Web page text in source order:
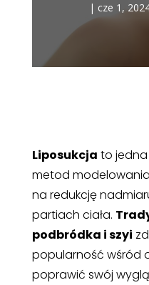
| cze 1,
Liposukcja to
metod
na redukcję
partiach ciała.
podbródka i szyi
popularność wśród
poprawić swój